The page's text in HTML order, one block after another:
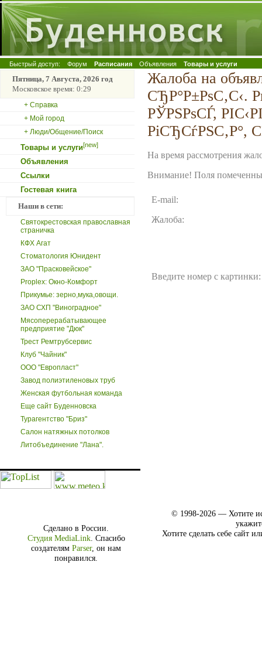
Быстрый доступ: Форум Расписания Объявления Товары и услуги
Пятница, 7 Августа, 2026 год
Московское время: 0:29
+ Справка
+ Мой город
+ Люди/Общение/Поиск
Товары и услуги[new]
Объявления
Ссылки
Гостевая книга
Наши в сети:
Святокрестовская православная
страничка
КФХ Агат
Стоматология Юнидент
ЗАО "Прасковейское"
Proplex: Окно-Комфорт
Прикумье: зерно,мука,овощи.
ЗАО СХП "Виноградное"
Мясоперерабатывающее
предприятие "Дюк"
Трест Ремтрубсервис
Клуб "Чайник"
ООО "Европласт"
Завод полиэтиленовых труб
Женская футбольная команда
Еще сайт Буденновска
Турагентство "Бриз"
Салон натяжных потолков
Литобъединение "Лана".
Жалоба на
СЂР°Р±РѕС‚С‹.
РЎРЅРѕСЃ,
РіСЂСѓРЅС‚Р°,
На время рассмотрения
Внимание! Поля
E-mail:
Жалоба:
Введите номер с картинки:
Сделано в России.
Студия MediaLink. Спасибо
создателям Parser, он нам
понравился.
© 1998-2026 — Хотите
Хотите сделать себе сайт